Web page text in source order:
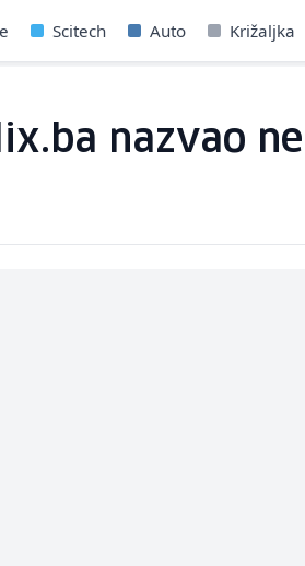
Scitech Auto Križaljka
nazvao